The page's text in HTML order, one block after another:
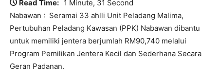
Read Time: 1 Minute, 31 Second
Nabawan : Seramai 33 ahlli Unit Peladang Malima,
Pertubuhan Peladang Kawasan (PPK) Nabawan dibantu
untuk memiliki jentera berjumlah RM90,740 melalui
Program Pemilikan Jentera Kecil dan Sederhana Secara
Geran Padanan.